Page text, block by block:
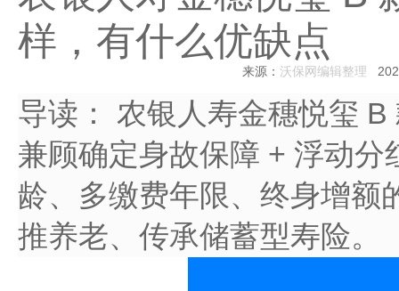
样，有什么优缺点
来源： 沃保网编辑整理
导读：
农银人寿金穗悦玺
兼顾确定身故保障 + 浮动
龄、多缴费年限、终身增额
推养老、传承储蓄型寿险。